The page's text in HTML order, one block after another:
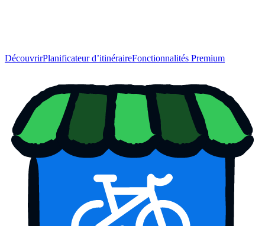
DécouvrirPlanificateur d’itinéraireFonctionnalités Premium